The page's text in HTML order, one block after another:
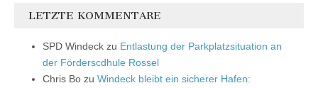
LETZTE KOMMENTARE
SPD Windeck zu Entlastung der Parkplatzsituation an
der Förderscdhule Rossel
Chris Bo zu Windeck bleibt ein sicherer Hafen: